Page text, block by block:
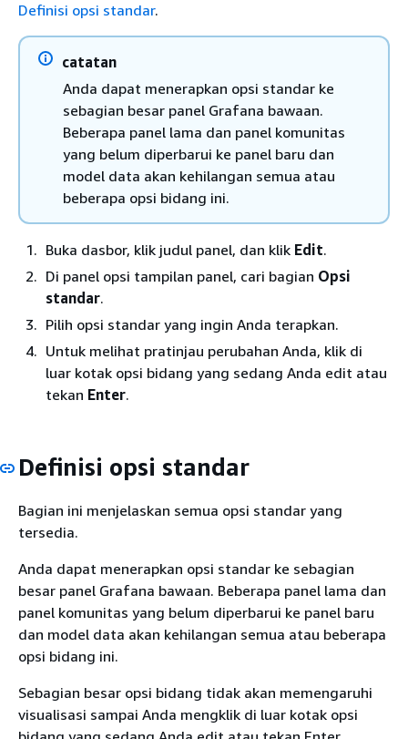
Definisi opsi standar.
catatan
Anda dapat menerapkan opsi standar ke
sebagian besar panel Grafana bawaan.
Beberapa panel lama dan panel komunitas
yang belum diperbarui ke panel baru dan
model data akan kehilangan semua atau
beberapa opsi bidang ini.
Buka dasbor, klik judul panel, dan klik Edit.
Di panel opsi tampilan panel, cari bagian Opsi
standar.
Pilih opsi standar yang ingin Anda terapkan.
Untuk melihat pratinjau perubahan Anda, klik di
luar kotak opsi bidang yang sedang Anda edit atau
tekan Enter.
Definisi opsi standar
Bagian ini menjelaskan semua opsi standar yang
tersedia.
Anda dapat menerapkan opsi standar ke sebagian
besar panel Grafana bawaan. Beberapa panel lama dan
panel komunitas yang belum diperbarui ke panel baru
dan model data akan kehilangan semua atau beberapa
opsi bidang ini.
Sebagian besar opsi bidang tidak akan memengaruhi
visualisasi sampai Anda mengklik di luar kotak opsi